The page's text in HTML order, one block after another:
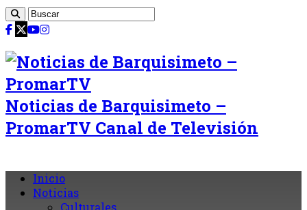
Noticias de Barquisimeto –
PromarTV Canal de Televisión
Inicio
Noticias
Culturales